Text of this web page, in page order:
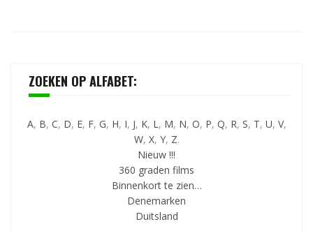
ZOEKEN OP ALFABET:
A, B, C, D, E, F, G, H, I, J, K, L, M, N, O, P, Q, R, S, T, U, V,
W, X, Y, Z.
Nieuw !!!
360 graden films
Binnenkort te zien…
Denemarken
Duitsland